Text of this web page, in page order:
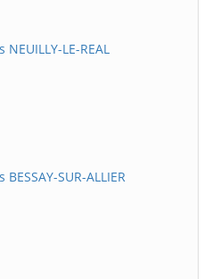
LE-REAL
SUR-ALLIER